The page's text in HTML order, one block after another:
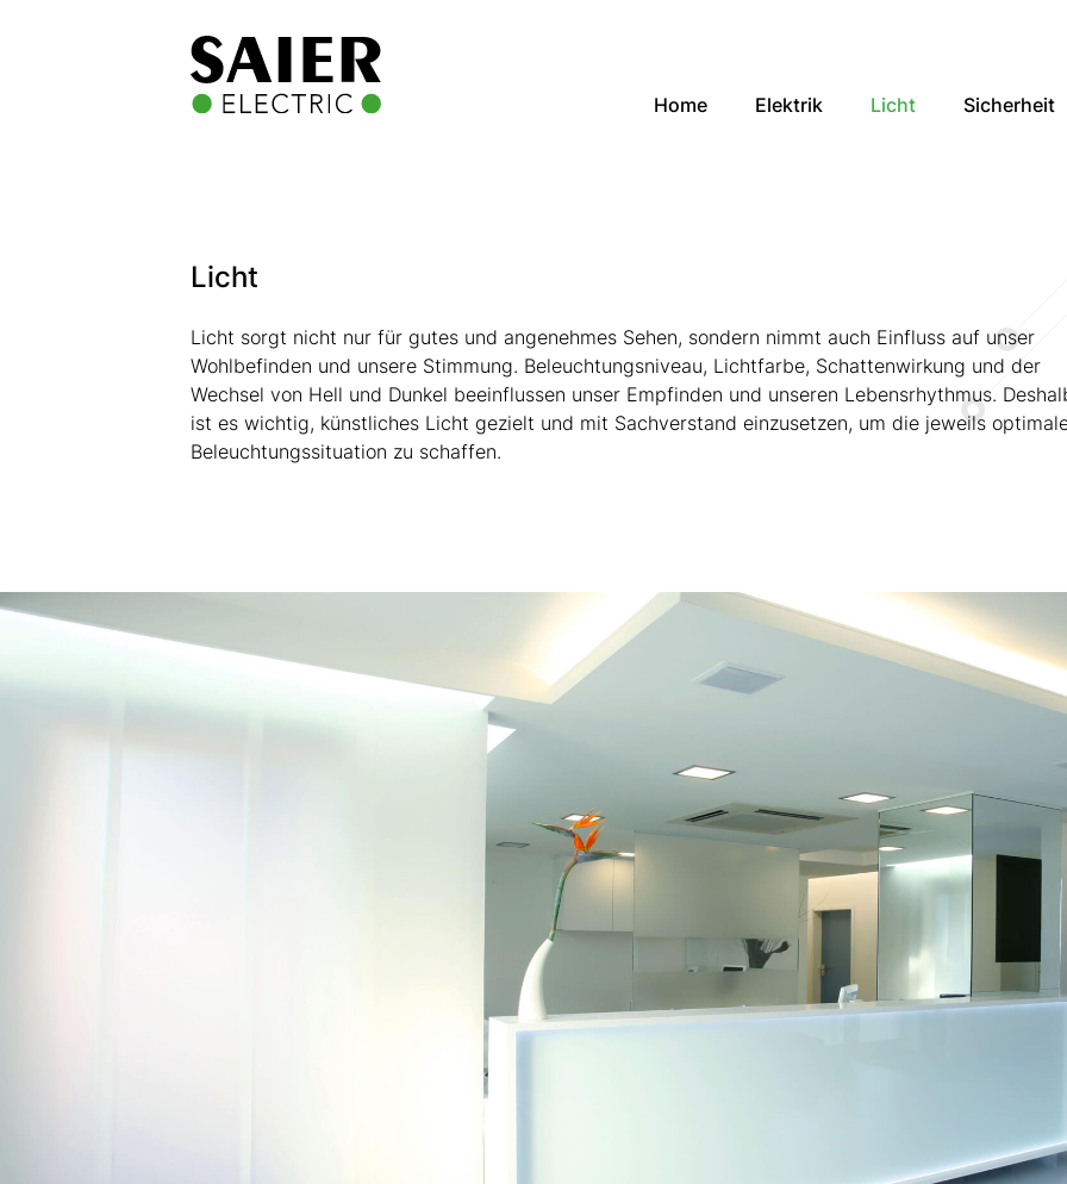
Navigation
Home Elektrik Licht Sicherheit
Licht
Licht sorgt nicht nur für gutes und angenehmes Sehen, sondern nimmt auch Einfluss auf unser
Wohlbefinden und unsere Stimmung. Beleuchtungsniveau, Lichtfarbe, Schattenwirkung und der
Wechsel von Hell und Dunkel beeinflussen unser Empfinden und unseren Lebensrhythmus.
ist es wichtig, künstliches Licht gezielt und mit Sachverstand einzusetzen, um die jeweils
Beleuchtungssituation zu schaffen.